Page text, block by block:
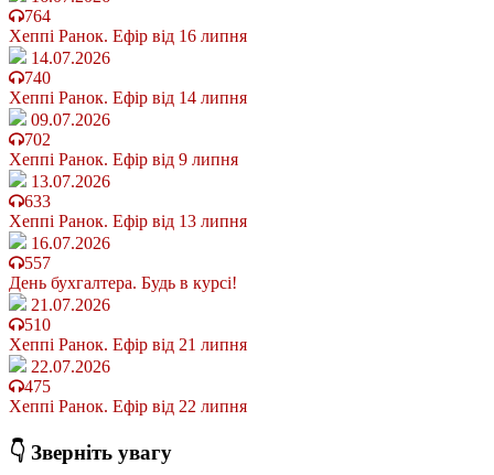
764
Хеппі Ранок. Ефір від 16 липня
14.07.2026
740
Хеппі Ранок. Ефір від 14 липня
09.07.2026
702
Хеппі Ранок. Ефір від 9 липня
13.07.2026
633
Хеппі Ранок. Ефір від 13 липня
16.07.2026
557
День бухгалтера. Будь в курсі!
21.07.2026
510
Хеппі Ранок. Ефір від 21 липня
22.07.2026
475
Хеппі Ранок. Ефір від 22 липня
👇 Зверніть увагу